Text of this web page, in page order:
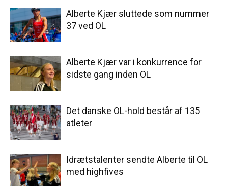
Alberte Kjær sluttede som nummer
37 ved OL
Alberte Kjær var i konkurrence for
sidste gang inden OL
Det danske OL-hold består af 135
atleter
Idrætstalenter sendte Alberte til OL
med highfives